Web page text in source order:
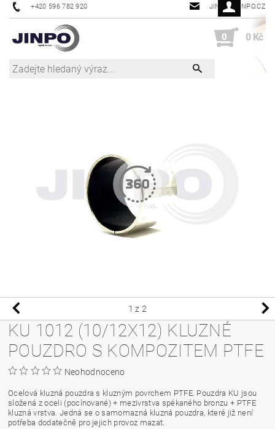
+420 596 782 920 JINPO@JINPO.CZ
0 0 Kč
1 z 2
KU 1012 (10/12X12) KLUZNÉ
POUZDRO S KOMPOZITEM PTFE
Neohodnoceno
Ocelová kluzná pouzdra s kluzným povrchem PTFE. Pouzdra KU jsou
složená z oceli (pocínované) + mezivrstva spékaného bronzu + PTFE
kluzná vrstva. Jedná se o samomazná kluzná pouzdra, které již není
potřeba dodatečně pro jejich provoz mazat.